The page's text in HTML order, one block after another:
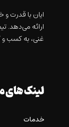
ايان با قدرت
ارائه می‌دهد.
غنی، به کسب و
لینک های
خدمات